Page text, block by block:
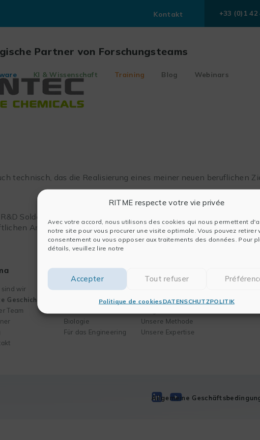
RITME respecte votre vie privée
Avec votre accord, nous utilisons des cookies qui nous permettent
notre site pour vous procurer une visite optimale. Vous pouvez retirer
consentement ou vous opposer aux traitements des données. Pour
détails, veuillez lire notre
Accepter Tout refuser
Politique de cookies DATENSCHUTZPOLITIK
Kontakt +33 (0)1 42
Partner von Forschungsteams
KI & Wissenschaft Training Blog Webinars
technisch, das die Realisierung eines meiner neuen beruflichen
Soldering
Artikeln
sind wir
Geschichte
Team
Software
Für die Datenanalyse
Für die Publikation
Biologie
Für das Engineering
Ihre
Unsere Methode
Unsere Expertise
Allgemeine